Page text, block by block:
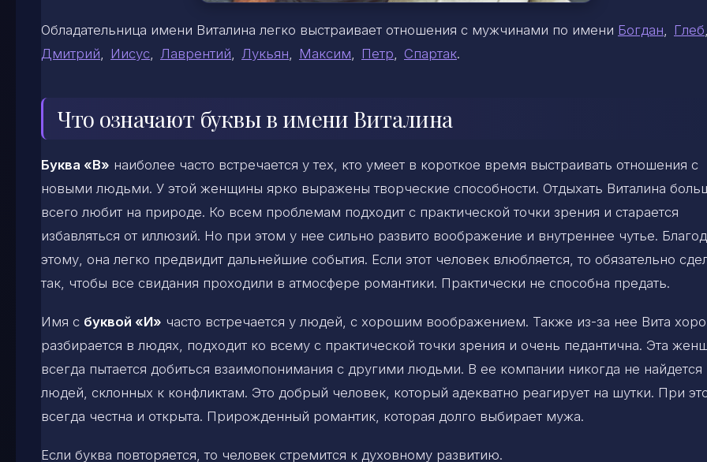
Обладательница имени Виталина легко выстраивает отношения с мужчинами по имени Богдан Глеб
Дмитрий
Иисус Лаврентий Лукьян Максим Петр Спартак.
Что означают буквы в имени Виталина
Буква «В» наиболее часто встречается у тех, кто умеет в короткое время выстраивать отношения с
новыми людьми. У этой женщины ярко выражены творческие способности. Отдыхать Виталина
всего любит на природе. Ко всем проблемам подходит с практической точки зрения и старается
избавляться от иллюзий. Но при этом у нее сильно развито воображение и внутреннее чутье.
этому, она легко предвидит дальнейшие события. Если этот человек влюбляется, то обязательно
так, чтобы все свидания проходили в атмосфере романтики. Практически не способна предать.
Имя с буквой «И» часто встречается у людей, с хорошим воображением. Также из-за нее Вита
разбирается в людях, подходит ко всему с практической точки зрения и очень педантична. Эта
всегда пытается добиться взаимопонимания с другими людьми. В ее компании никогда не найдется
людей, склонных к конфликтам. Это добрый человек, который адекватно реагирует на шутки. При
всегда честна и открыта. Прирожденный романтик, которая долго выбирает мужа.
Если буква повторяется, то человек стремится к духовному развитию.